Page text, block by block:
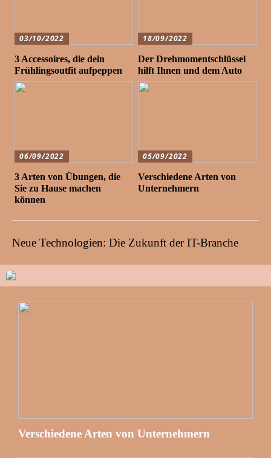
03/10/2022
3 Accessoires, die dein
Frühlingsoutfit aufpeppen
18/09/2022
Der Drehmomentschlüssel
hilft Ihnen und dem Auto
06/09/2022
3 Arten von Übungen, die
Sie zu Hause machen
können
05/09/2022
Verschiedene Arten von
Unternehmern
Neue Technologien: Die Zukunft der IT-Branche
Verschiedene Arten von Unternehmern